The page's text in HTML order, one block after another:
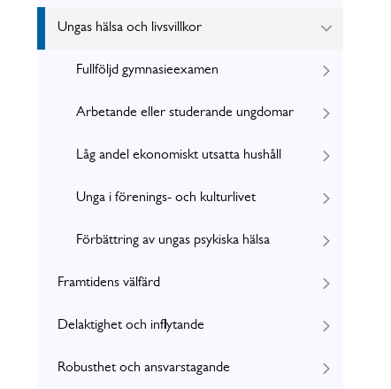
Ungas hälsa och livsvillkor
Fullföljd gymnasieexamen
Arbetande eller studerande ungdomar
Låg andel ekonomiskt utsatta hushåll
Unga i förenings- och kulturlivet
Förbättring av ungas psykiska hälsa
Framtidens välfärd
Delaktighet och inflytande
Robusthet och ansvarstagande